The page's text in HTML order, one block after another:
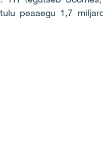
peaaegu 1,7